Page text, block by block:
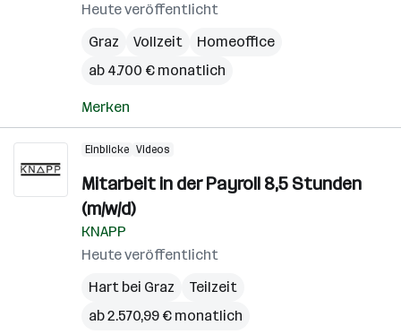
Heute veröffentlicht
Graz
Vollzeit
Homeoffice
ab 4.700 € monatlich
Merken
Einblicke Videos
Mitarbeit in der Payroll 8,5 Stunden
(m/w/d)
KNAPP
Heute veröffentlicht
Hart bei Graz
Teilzeit
ab 2.570,99 € monatlich